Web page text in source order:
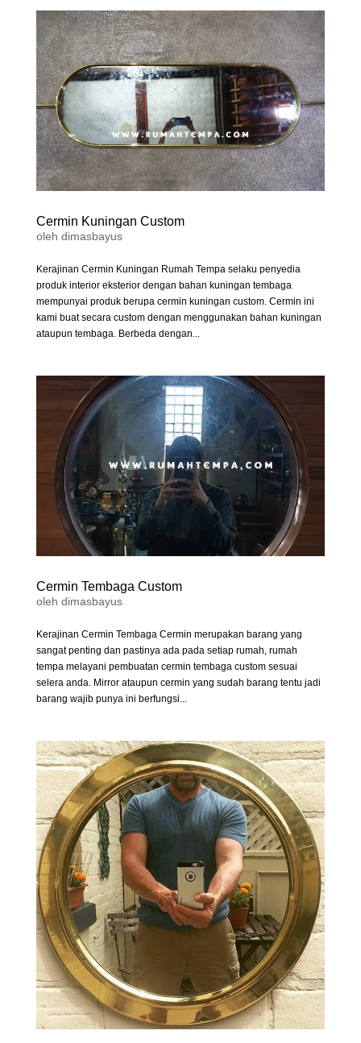
Cermin Kuningan Custom
oleh dimasbayus
Kerajinan Cermin Kuningan Rumah Tempa selaku penyedia
produk interior eksterior dengan bahan kuningan tembaga
mempunyai produk berupa cermin kuningan custom. Cermin ini
kami buat secara custom dengan menggunakan bahan kuningan
ataupun tembaga. Berbeda dengan...
Cermin Tembaga Custom
oleh dimasbayus
Kerajinan Cermin Tembaga Cermin merupakan barang yang
sangat penting dan pastinya ada pada setiap rumah, rumah
tempa melayani pembuatan cermin tembaga custom sesuai
selera anda. Mirror ataupun cermin yang sudah barang tentu jadi
barang wajib punya ini berfungsi...